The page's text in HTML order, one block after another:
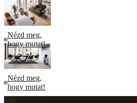
Nézd meg,
hogy mutat!
Nézd meg,
hogy mutat!